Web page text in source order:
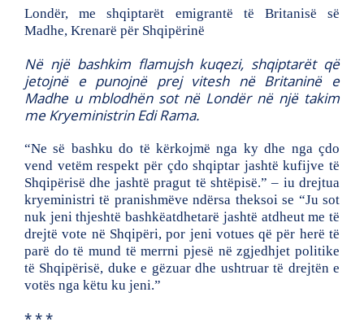
Londër, me shqiptarët emigrantë të Britanisë së
Madhe, Krenarë për Shqipërinë
Në një bashkim flamujsh kuqezi, shqiptarët që
jetojnë e punojnë prej vitesh në Britaninë e
Madhe u mblodhën sot në Londër në një takim
me Kryeministrin Edi Rama.
“Ne së bashku do të kërkojmë nga ky dhe nga çdo
vend vetëm respekt për çdo shqiptar jashtë kufijve të
Shqipërisë dhe jashtë pragut të shtëpisë.” – iu drejtua
kryeministri të pranishmëve ndërsa theksoi se “Ju sot
nuk jeni thjeshtë bashkëatdhetarë jashtë atdheut me të
drejtë vote në Shqipëri, por jeni votues që për herë të
parë do të mund të merrni pjesë në zgjedhjet politike
të Shqipërisë, duke e gëzuar dhe ushtruar të drejtën e
votës nga këtu ku jeni.”
* * *